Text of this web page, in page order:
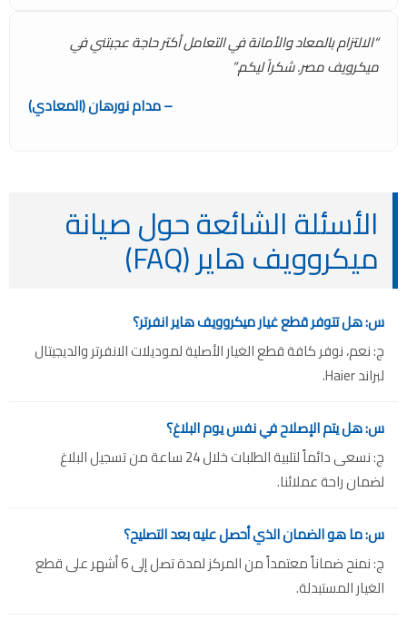
“الالتزام بالمعاد والأمانة في التعامل أكتر حاجة عجبتني في
ميكرويف مصر. شكراً ليكم.”
– مدام نورهان (المعادي)
الأسئلة الشائعة حول صيانة
ميكروويف هاير (FAQ)
س: هل تتوفر قطع غيار ميكروويف هاير انفرتر؟
ج: نعم، نوفر كافة قطع الغيار الأصلية لموديلات الانفرتر والديجيتال
لبراند Haier.
س: هل يتم الإصلاح في نفس يوم البلاغ؟
ج: نسعى دائماً لتلبية الطلبات خلال 24 ساعة من تسجيل البلاغ
لضمان راحة عملائنا.
س: ما هو الضمان الذي أحصل عليه بعد التصليح؟
ج: نمنح ضماناً معتمداً من المركز لمدة تصل إلى 6 أشهر على قطع
الغيار المستبدلة.